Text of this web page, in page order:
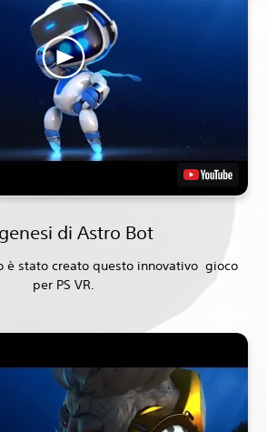
di Astro Bot
è stato creato questo innovativo gioco
per PS VR.